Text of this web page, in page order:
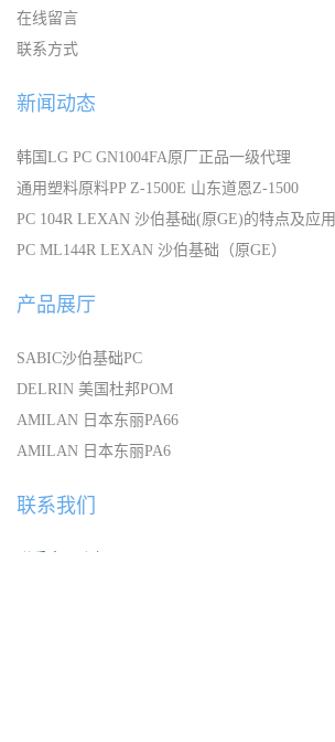
在线留言
联系方式
新闻动态
韩国LG PC GN1004FA原厂正品一级代理
通用塑料原料PP Z-1500E 山东道恩Z-1500
PC 104R LEXAN 沙伯基础(原GE)的特点及应用
PC ML144R LEXAN 沙伯基础（原GE）
产品展厅
SABIC沙伯基础PC
DELRIN 美国杜邦POM
AMILAN 日本东丽PA66
AMILAN 日本东丽PA6
联系我们